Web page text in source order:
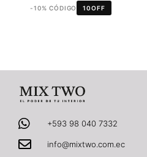
-10% CÓDIGO 10OFF
+593 98 040 7332
info@mixtwo.com.ec